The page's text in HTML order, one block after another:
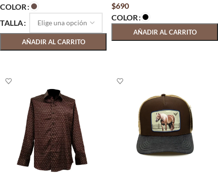
COLOR
TALLA
AÑADIR AL CARRITO
$690
COLOR
AÑADIR AL CARRITO